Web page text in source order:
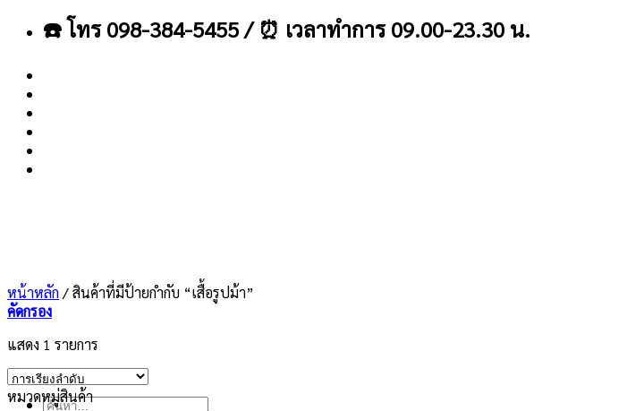
เนื้อหา
☎️ โทร 098-384-5455 / ⏰ เวลาทำการ 09.00-23.30 น.
ค้นหา:
หน้าหลัก /สินค้าที่มีป้ายกำกับ “เสื้อรูปม้า”
คัดกรอง
แสดง 1 รายการ
หมวดหมู่สินค้า